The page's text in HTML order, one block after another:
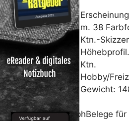
m. 38
Ktn.-
Ktn.
Hobby/
Gewicht:
16,5 cm
Von Martin, RalphBelege für